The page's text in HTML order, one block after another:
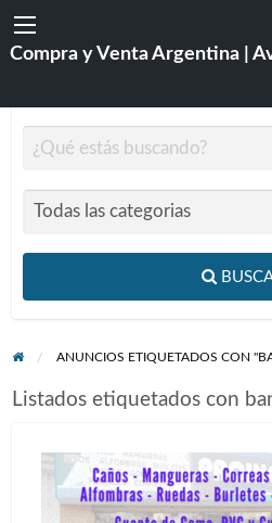
Compra y Venta Argentina |
ANUNCIOS ETIQUETADOS CON
Listados etiquetados con